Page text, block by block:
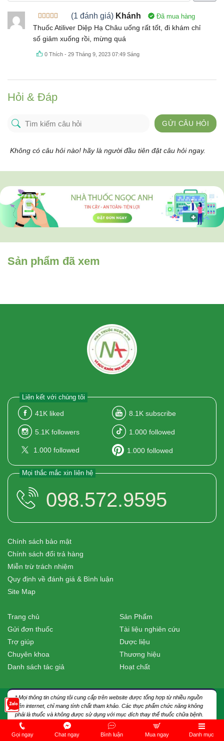
Được xếp
hạng 5 5
sao
(1 đánh giá) Khánh Đã mua hàng
Thuốc Atiliver Diệp Hạ Châu uống rất tốt, đi khám chỉ
số giảm xuống rồi, mừng quá
0 Thích -29 Tháng 9, 2023 07:49 Sáng
Hỏi & Đáp
GỬI CÂU HỎI
Không có câu hỏi nào! hãy là người đầu tiên đặt câu hỏi ngay.
Sản phẩm đã xem
Liên kết với chúng tôi
41K liked 8.1K subscribe
5.1K followers 1.000 followed
1.000 followed 1.000 followed
Mọi thắc mắc xin liên hệ
098.572.9595
Chính sách bảo mật
Chính sách đổi trả hàng
Miễn trừ trách nhiệm
Quy định về đánh giá & Bình luận
Site Map
Trang chủ
Gửi đơn thuốc
Trợ giúp
Chuyên khoa
Danh sách tác giả
Sản Phẩm
Tài liệu nghiên cứu
Dược liệu
Thương hiệu
Hoạt chất
* Mọi thông tin chúng tôi cung cấp trên website được tổng hợp từ nhiều nguồn
trên internet, chỉ mang tính chất tham khảo. Các thực phẩm chức năng không
phải là thuốc và không được sử dụng với mục đích thay thế thuốc chữa bệnh.
Bệnh nhân cần thực hiện đúng hướng dẫn điều trị của các bác sĩ hay dược sĩ
chuyên môn trực tiếp. Chúng tôi không chịu trách nhiệm với các trường hợp tự
Gọi ngay Chat ngay Bình luận Mua ngay Danh mục